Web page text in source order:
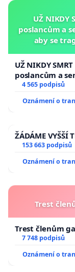
UŽ NIKDY
poslancům a
aby se
UŽ NIKDY
poslancům a
aby se
4 565 podpisů
Oznámení o
ŽÁDÁME VYŠŠÍ
153 663 podpisů
Oznámení o
Trest
Trest členům
7 748 podpisů
Oznámení o